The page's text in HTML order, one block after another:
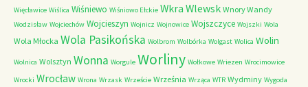
Więcławice Wiślica Wiśniewo Wiśniowo Ełckie Wkra Wlewsk Wnory Wandy
Wodzisław Wojciechów Wojcieszyn Wojnicz Wojnowice Wojszczyce Wojszki Wola
Wola Młocka Wola Pasikońska Wolbrom Wolbórka Wolgast Wolica Wolin
Wolnica Wolsztyn Wonna Worgule Worliny Wołkowe Wriezen Wrocimowice
Wrocki Wrocław Wrona Wrzask Wrzeście Września Wrząca WTR Wydminy Wygoda